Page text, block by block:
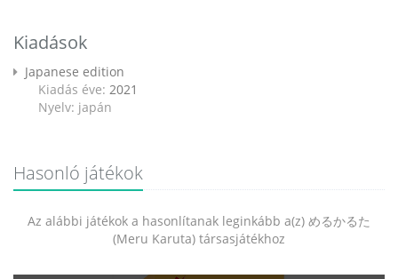
Kiadások
Japanese edition
Kiadás éve: 2021
Nyelv: japán
Hasonló játékok
Az alábbi játékok a hasonlítanak leginkább a(z) めるかるた
(Meru Karuta) társasjátékhoz